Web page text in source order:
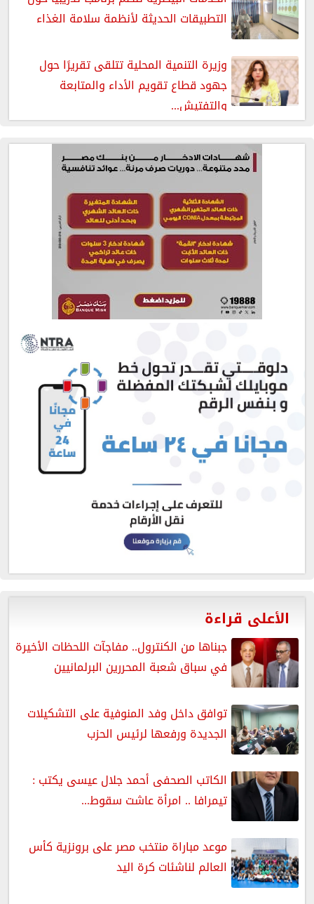
التطبيقات الحديثة لأنظمة سلامة الغذاء
وزيرة التنمية المحلية تتلقى تقريرًا حول
جهود قطاع تقويم الأداء والمتابعة
والتفتيش...
الأعلى قراءة
جبناها من الكنترول.. مفاجآت اللحظات الأخيرة
في سباق شعبة المحررين البرلمانيين
توافق داخل وفد المنوفية على التشكيلات
الجديدة ورفعها لرئيس الحزب
الكاتب الصحفى أحمد جلال عيسى يكتب :
تيمرافا .. امرأة عاشت سقوط...
موعد مباراة منتخب مصر على برونزية كأس
العالم لناشئات كرة اليد